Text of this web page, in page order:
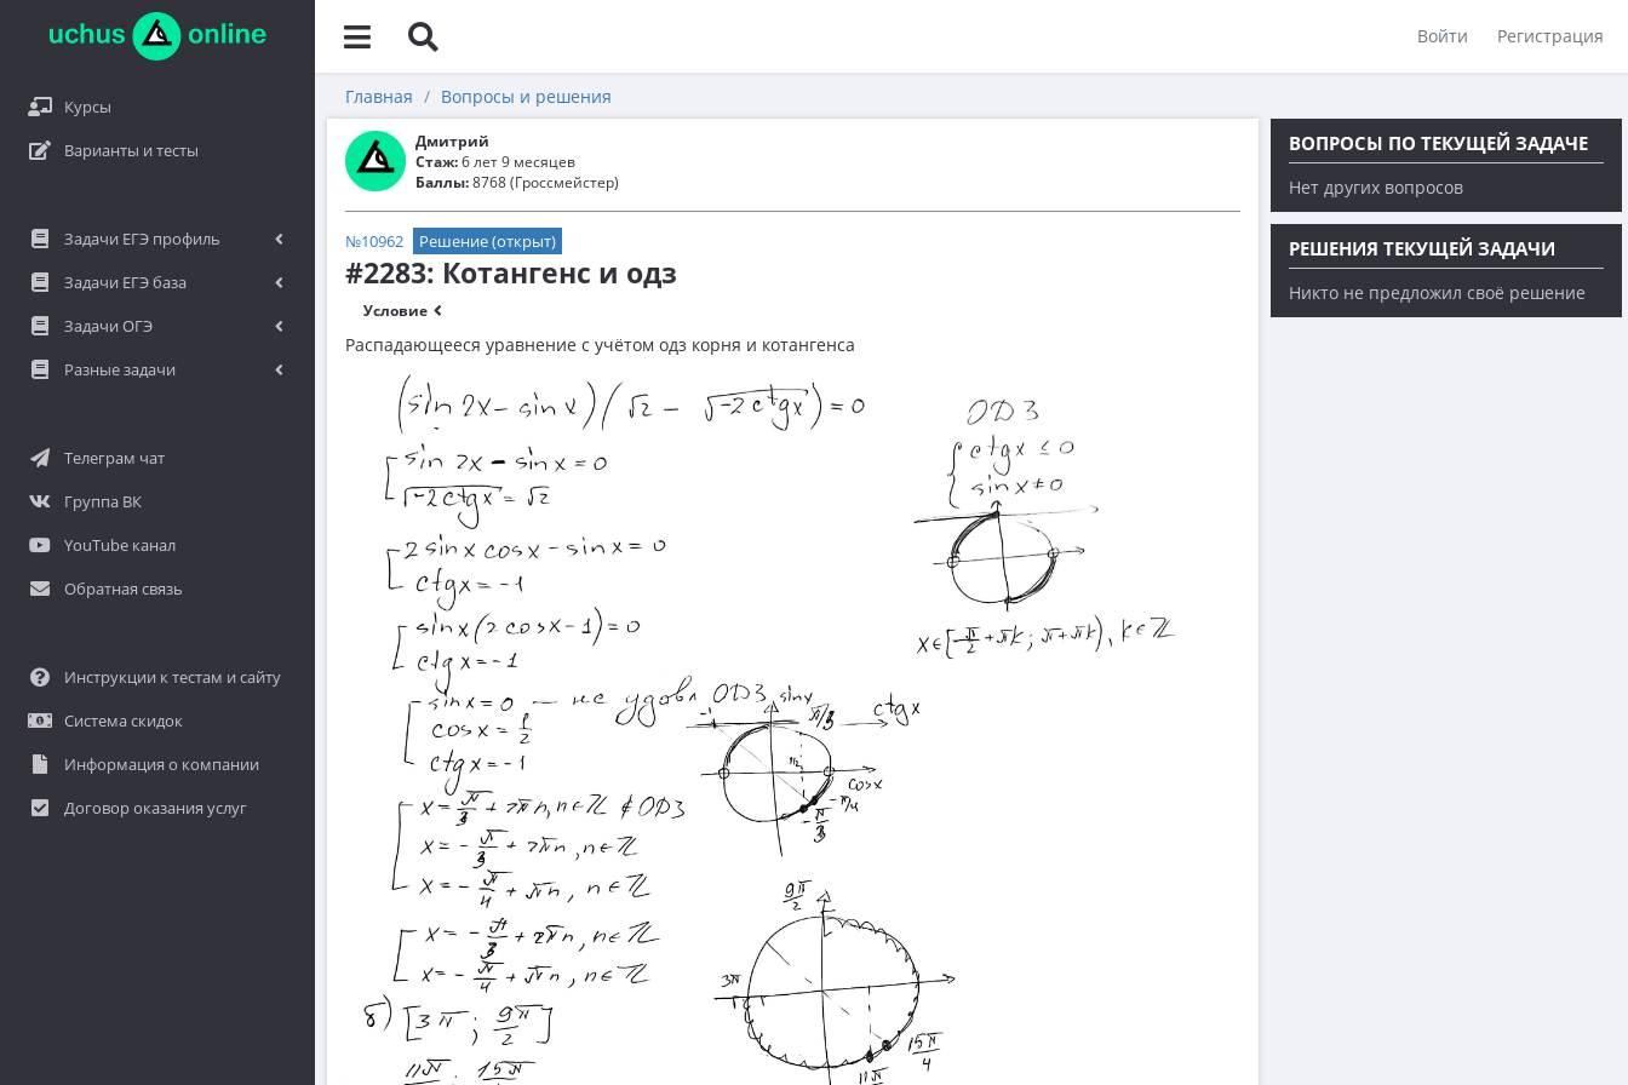
Войти Регистрация
Курсы
Варианты и тесты
Задачи ЕГЭ профиль
Задачи ЕГЭ база
Задачи ОГЭ
Разные задачи
Телеграм чат
Группа ВК
YouTube канал
Обратная связь
Инструкции к тестам и сайту
Система скидок
Информация о компании
Договор оказания услуг
Главная Вопросы и решения
Дмитрий
Стаж:6 лет 9 месяцев
Баллы:8768 (Гроссмейстер)
№10962 Решение (открыт)
#2283: Котангенс и одз
Условие
Распадающееся уравнение с учётом одз корня и котангенса
ВОПРОСЫ ПО ТЕКУЩЕЙ ЗАДАЧЕ
Нет других вопросов
РЕШЕНИЯ ТЕКУЩЕЙ ЗАДАЧИ
Никто не предложил своё решение